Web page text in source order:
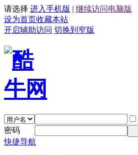
请选择 进入手机版 | 继续访问电脑版
设为首页收藏本站
开启辅助访问 切换到窄版
密码
快捷导航